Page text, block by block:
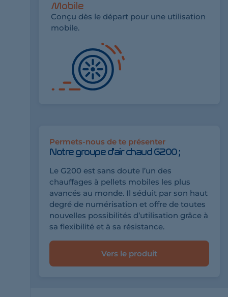
Mobile
Conçu dès le départ pour une utilisation
mobile.
Permets-nous de te présenter
Notre groupe d'air chaud G200 ;
Le G200 est sans doute l’un des
chauffages à pellets mobiles les plus
avancés au monde. Il séduit par son haut
degré de numérisation et offre de toutes
nouvelles possibilités d’utilisation grâce à
sa flexibilité et à sa résistance.
Vers le produit